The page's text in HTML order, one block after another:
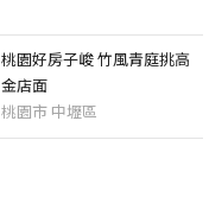
桃園好房子峻 竹風青庭挑高
金店面
桃園市 中壢區